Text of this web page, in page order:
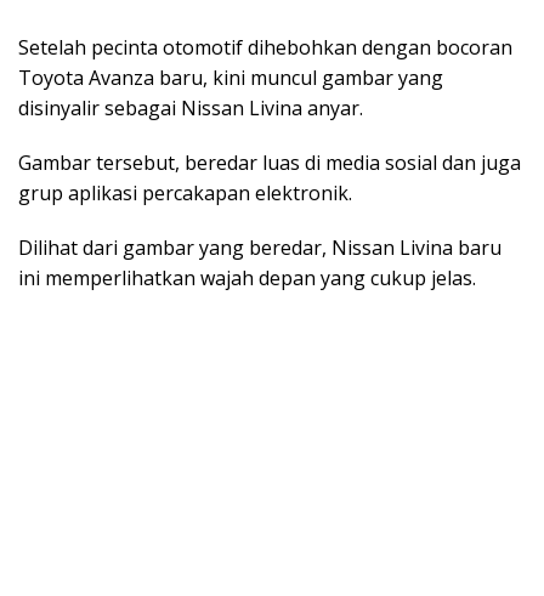
Setelah pecinta otomotif dihebohkan dengan bocoran
Toyota Avanza baru, kini muncul gambar yang
disinyalir sebagai Nissan Livina anyar.
Gambar tersebut, beredar luas di media sosial dan juga
grup aplikasi percakapan elektronik.
Dilihat dari gambar yang beredar, Nissan Livina baru
ini memperlihatkan wajah depan yang cukup jelas.